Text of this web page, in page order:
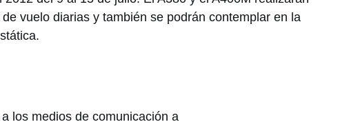
vuelo diarias y también se podrán contemplar en la
los medios de comunicación a